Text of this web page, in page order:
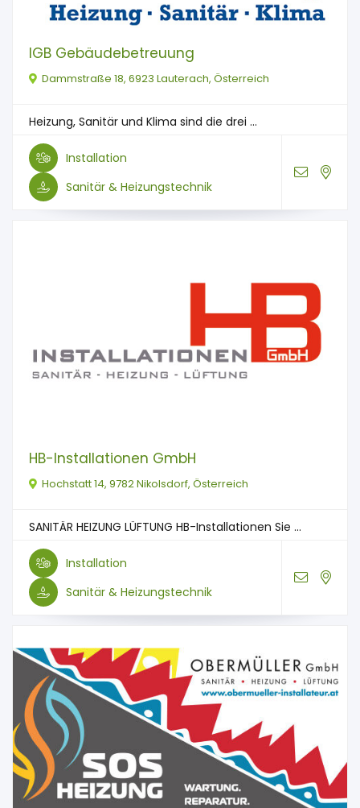
IGB Gebäudebetreuung
Dammstraße 18, 6923 Lauterach, Österreich
Heizung, Sanitär und Klima sind die drei ...
Installation
Sanitär & Heizungstechnik
HB-Installationen GmbH
Hochstatt 14, 9782 Nikolsdorf, Österreich
SANITÄR HEIZUNG LÜFTUNG HB-Installationen Sie ...
Installation
Sanitär & Heizungstechnik